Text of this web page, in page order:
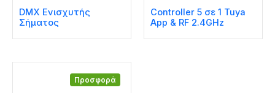
DMX Ενισχυτής
Σήματος
Controller 5 σε 1 Tuya
Αpp & RF 2.4GHz
Προσφορά